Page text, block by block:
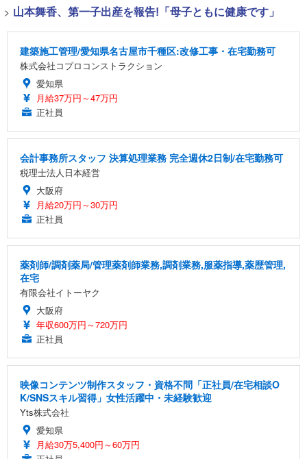
> 山本舞香、第一子出産を報告!「母子ともに健康です」
建築施工管理/愛知県名古屋市千種区:改修工事・在宅勤務可
株式会社コプロコンストラクション
愛知県
月給37万円～47万円
正社員
会計事務所スタッフ 決算処理業務 完全週休2日制/在宅勤務可
税理士法人日本経営
大阪府
月給20万円～30万円
正社員
薬剤師/調剤薬局/管理薬剤師業務,調剤業務,服薬指導,薬歴管理,
在宅
有限会社イトーヤク
大阪府
年収600万円～720万円
正社員
映像コンテンツ制作スタッフ・資格不問「正社員/在宅相談O
K/SNSスキル習得」女性活躍中・未経験歓迎
Yts株式会社
愛知県
月給30万5,400円～60万円